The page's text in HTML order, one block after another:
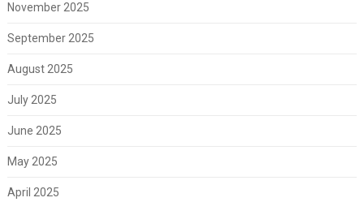
November 2025
September 2025
August 2025
July 2025
June 2025
May 2025
April 2025